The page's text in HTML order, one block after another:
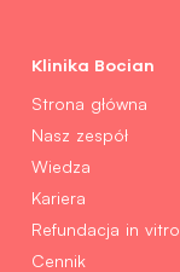
Klinika Bocian
Strona główna
Nasz zespół
Wiedza
Kariera
Refundacja in vitro
Cennik